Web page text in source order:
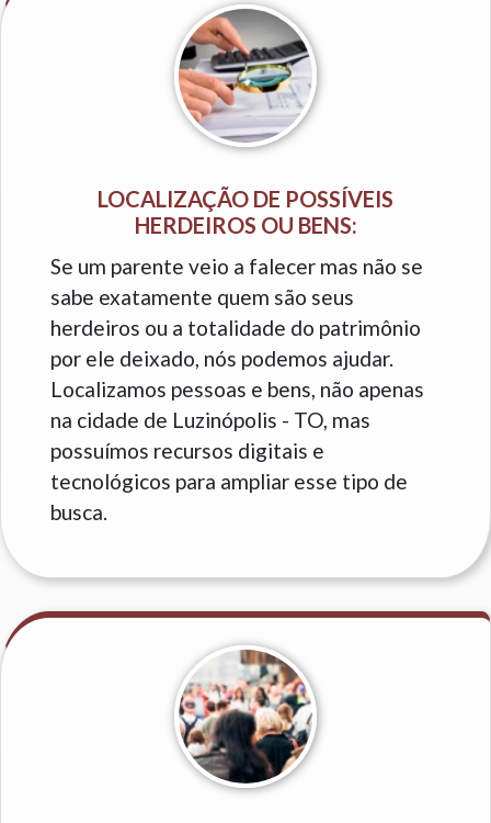
LOCALIZAÇÃO DE POSSÍVEIS
HERDEIROS OU BENS:
Se um parente veio a falecer mas não se
sabe exatamente quem são seus
herdeiros ou a totalidade do patrimônio
por ele deixado, nós podemos ajudar.
Localizamos pessoas e bens, não apenas
na cidade de Luzinópolis - TO, mas
possuímos recursos digitais e
tecnológicos para ampliar esse tipo de
busca.